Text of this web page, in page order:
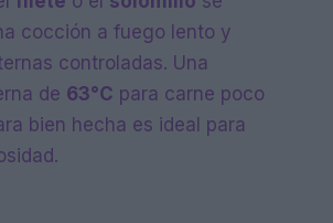
cocción a fuego lento y
controladas. Una
de 63°C para carne poco
bien hecha es ideal para